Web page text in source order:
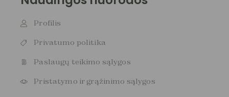
Profilis
Privatumo politika
Paslaugų teikimo sąlygos
Pristatymo ir grąžinimo sąlygos